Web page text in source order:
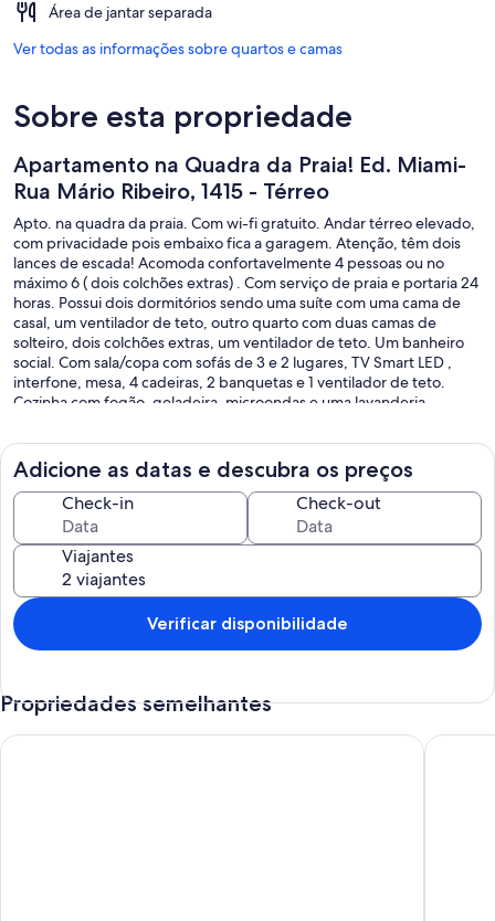
Área de jantar separada
Ver todas as informações sobre quartos e camas
Sobre esta propriedade
Apartamento na Quadra da Praia! Ed. Miami-
Rua Mário Ribeiro, 1415 - Térreo
Apto. na quadra da praia. Com wi-fi gratuito. Andar térreo elevado,
com privacidade pois embaixo fica a garagem. Atenção, têm dois
lances de escada! Acomoda confortavelmente 4 pessoas ou no
máximo 6 ( dois colchões extras) . Com serviço de praia e portaria 24
horas. Possui dois dormitórios sendo uma suíte com uma cama de
casal, um ventilador de teto, outro quarto com duas camas de
solteiro, dois colchões extras, um ventilador de teto. Um banheiro
social. Com sala/copa com sofás de 3 e 2 lugares, TV Smart LED ,
interfone, mesa, 4 cadeiras, 2 banquetas e 1 ventilador de teto.
Cozinha com fogão, geladeira, microondas e uma lavanderia
de passar roupas.
Adicione as datas e descubra os preços
Check-in Check-out
Viajantes
Verificar disponibilidade
Propriedades semelhantes
Lindo ap. Guarujá - Praia do Tombo 150m do mar